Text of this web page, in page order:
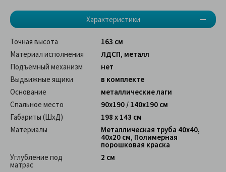
Характеристики
Точная высота
163 см
Материал исполнения
ЛДСП, металл
Подъемный механизм
нет
Выдвижные ящики
в комплекте
Основание
металлические лаги
Спальное место
90х190 / 140х190 см
Габариты (ШхД)
198 х 143 см
Материалы
Металлическая труба 40х40,
40х20 см, Полимерная
порошковая краска
Углубление под
матрас
2 см